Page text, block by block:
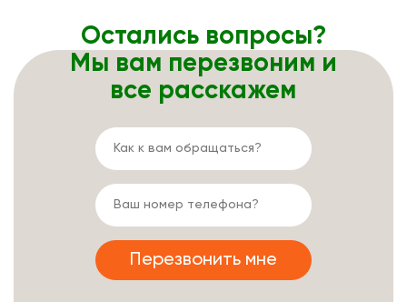
Остались вопросы?
Мы вам перезвоним и
все расскажем